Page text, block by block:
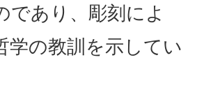
であり、彫刻によ
学の教訓を示してい